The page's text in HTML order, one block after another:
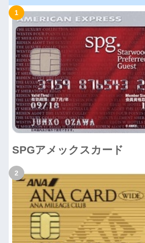
SPGアメックスカード